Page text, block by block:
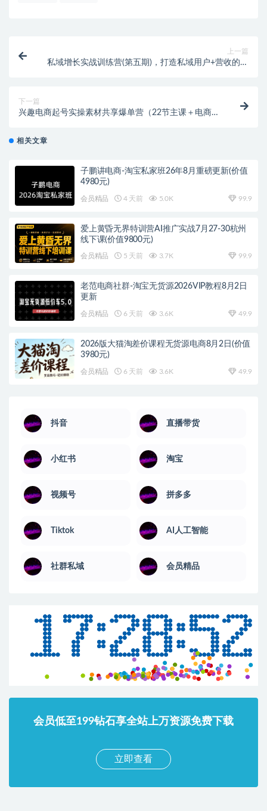
上一篇
私域增长实战训练营(第五期)，打造私域用户+营收的双
下一篇
兴趣电商起号实操素材共享爆单营（22节主课＋电商资
相关文章
子鹏讲电商-淘宝私家班26年8月重磅更新(价值
4980元)
会员精品 4 天前 5.0K 99.9
爱上黄昏无界特训营AI推广实战7月27-30杭州
线下课(价值9800元)
会员精品 5 天前 3.7K 99.9
老范电商社群-淘宝无货源2026VIP教程8月2日
更新
会员精品 6 天前 3.6K 49.9
2026版大猫淘差价课程无货源电商8月2日(价值
3980元)
会员精品 6 天前 3.6K 49.9
抖音 直播带货
小红书 淘宝
视频号 拼多多
Tiktok AI人工智能
社群私域 会员精品
会员低至199钻石享全站上万资源免费下载
立即查看